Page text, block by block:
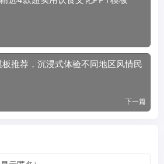
推荐，沉浸式体验不同地区风情民
下一篇